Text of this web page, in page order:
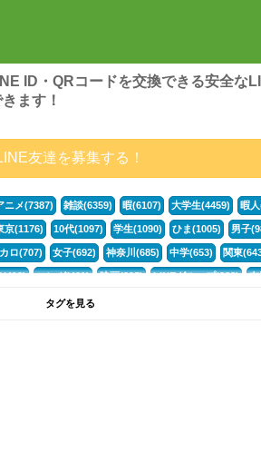
ID・QRコードを交換できる安全な
ます！
友達を募集する！
ニメ(7387) 雑談(6359) 暇(6107) 大学生(4459) 暇
京(1176) 10代(1097) 学生(1090) ひま(1005) 男子
ロ(707) 女子(692) 神奈川(685) 中学(653) 関東
(412) マンガ(401) 映画(395) LINEグループ(388) 友
フォートナイト(320)
タグを見る